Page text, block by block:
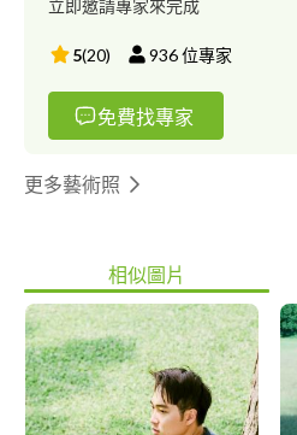
立即邀請專家來完成
5(20) 936位專家
免費找專家
更多藝術照
相似圖片